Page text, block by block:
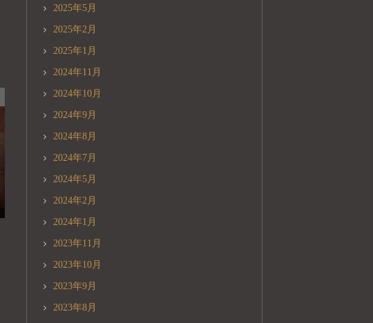
2025年5月
2025年2月
2025年1月
2024年11月
2024年10月
2024年9月
2024年8月
2024年7月
2024年5月
2024年2月
2024年1月
2023年11月
2023年10月
2023年9月
2023年8月